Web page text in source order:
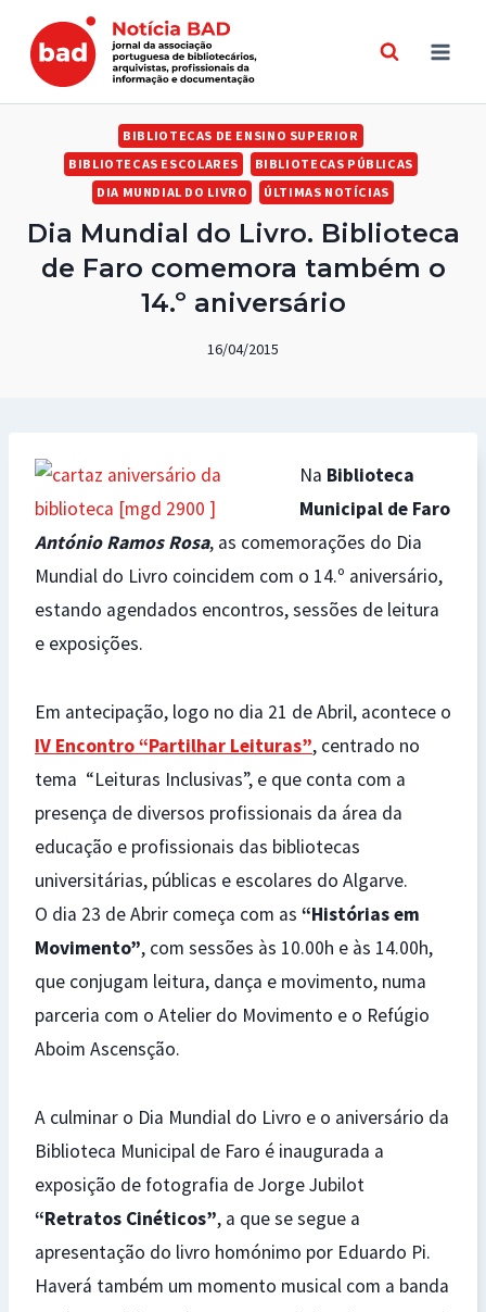
content
BIBLIOTECAS DE ENSINO SUPERIOR
BIBLIOTECAS ESCOLARES
BIBLIOTECAS PÚBLICAS
DIA MUNDIAL DO LIVRO
ÚLTIMAS NOTÍCIAS
Dia Mundial do Livro. Biblioteca
de Faro comemora também o
14.º aniversário
16/04/2015
Na Biblioteca
Municipal de Faro
António Ramos Rosa, as comemorações do Dia
Mundial do Livro coincidem com o 14.º aniversário,
estando agendados encontros, sessões de leitura
e exposições.
Em antecipação, logo no dia 21 de Abril, acontece o
IV Encontro “Partilhar Leituras”, centrado no
tema “Leituras Inclusivas”, e que conta com a
presença de diversos profissionais da área da
educação e profissionais das bibliotecas
universitárias, públicas e escolares do Algarve.
O dia 23 de Abrir começa com as “Histórias em
Movimento”, com sessões às 10.00h e às 14.00h,
que conjugam leitura, dança e movimento, numa
parceria com o Atelier do Movimento e o Refúgio
Aboim Ascensção.
A culminar o Dia Mundial do Livro e o aniversário da
Biblioteca Municipal de Faro é inaugurada a
exposição de fotografia de Jorge Jubilot
“Retratos Cinéticos”, a que se segue a
apresentação do livro homónimo por Eduardo Pi.
Haverá também um momento musical com a banda